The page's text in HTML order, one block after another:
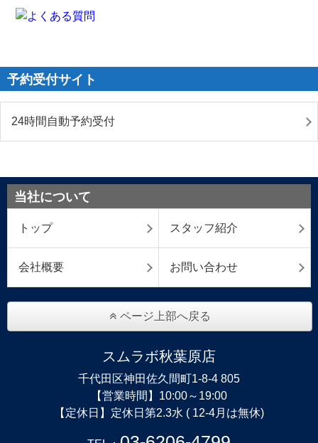
予約受付サイト
24時間自動予約受付
当社について
トップ スタッフ紹介
会社概要 お問い合わせ
ページ上部へ戻る
スムラボ秋葉原店
千代田区神田佐久間町1-8-4 805
【営業時間】10:00～19:00
【定休日】定休日第2.3水 ( 12-4月は無休)